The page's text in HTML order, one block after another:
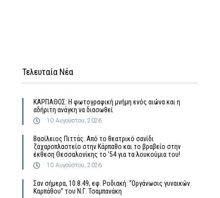
Τελευταία Νέα
ΚΑΡΠΑΘΟΣ: Η φωτογραφική μνήμη ενός αιώνα και η
αδήριτη ανάγκη να διασωθεί
10 Αυγούστου, 2026
Βασίλειος Πιττάς. Από το θεατρικό σανίδι
ζαχαροπλαστείο στην Κάρπαθο και το βραβείο στην
έκθεση Θεσσαλονίκης το ’54 για τα λουκούμια του!
10 Αυγούστου, 2026
Σαν σήμερα, 10.8.49, εφ. Ροδιακή: “Οργάνωσις γυναικών
Καρπάθου” του Ν.Γ. Τσαμπανάκη